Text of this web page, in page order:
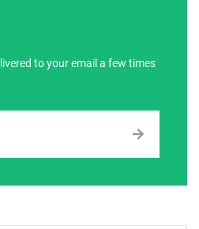
to your email a few times